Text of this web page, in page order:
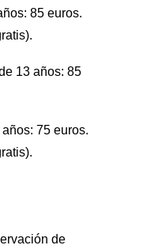
85 euros.
13 años: 85
75 euros.
de